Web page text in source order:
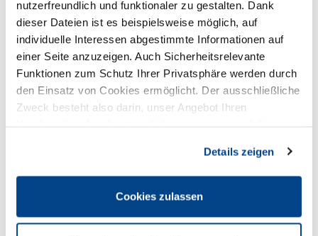
nutzerfreundlich und funktionaler zu gestalten. Dank
dieser Dateien ist es beispielsweise möglich, auf
individuelle Interessen abgestimmte Informationen auf
einer Seite anzuzeigen. Auch Sicherheitsrelevante
Funktionen zum Schutz Ihrer Privatsphäre werden durch
den Einsatz von Cookies ermöglicht. Der ausschließliche
Zweck besteht also darin, unser Angebot Ihren
Details zeigen
Cookies zulassen
Wir zeigen Ihnen, worauf Sie achten müssen und wie Sie rechtlich
auf der sicheren Seite bleiben.
Unsere Juristen Berfin Ocak und Jens Hönig nehmen typische
arbeitsrechtliche Stolperfallen unter die Lupe, die Sie bares Geld
kosten.